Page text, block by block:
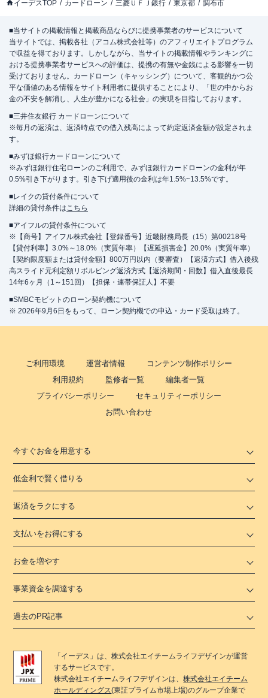
イーデスTOP カードローン 三菱ＵＦＪ銀行 東京都 調布市
■当サイトの掲載情報と掲載商品ならびに提携事業者のサービスについて
当サイトでは、掲載各社（アコム株式会社等）のアフィリエイトプログラム
で収益を得ております。しかしながら、当サイトの掲載情報やランキングに
おける提携事業者サービスへの評価は、提携の有無や金銭による影響を一切
受けておりません。カードローン（キャッシング）について、客観的かつ公
平な価値のある情報をサイト利用者に提供することにより、「世の中からお
金の不安を解消し、人生が豊かになる社会」の実現を目指しております。
■三井住友銀行 カードローンについて
※毎月の返済は、返済時点での借入残高によって約定返済金額が設定されま
す。
■みずほ銀行カードローンについて
※みずほ銀行住宅ローンのご利用で、みずほ銀行カードローンの金利が年
0.5%引き下がります。引き下げ適用後の金利は年1.5%~13.5%です。
■レイクの貸付条件について
詳細の貸付条件はこちら
■アイフルの貸付条件について
※【商号】アイフル株式会社【登録番号】近畿財務局長（15）第00218号
【貸付利率】3.0%～18.0%（実質年率）【遅延損害金】20.0%（実質年率）
【契約限度額または貸付金額】800万円以内（要審査）【返済方式】借入後残
高スライド元利定額リボルビング返済方式【返済期間・回数】借入直後最長
14年6ヶ月（1～151回）【担保・連帯保証人】不要
■SMBCモビットのローン契約機について
※ 2026年9月6日をもって、ローン契約機での申込・カード受取は終了。
ご利用環境 運営者情報
コンテンツ制作ポリシー
利用規約
監修者一覧
編集者一覧
プライバシーポリシー
セキュリティーポリシー
お問い合わせ
今すぐお金を用意する
低金利で賢く借りる
返済をラクにする
支払いをお得にする
お金を増やす
事業資金を調達する
過去のPR記事
「 イーデス 」は、株式会社エイチームライフデザインが運営
するサービスです。
株式会社エイチームライフデザインは、株式会社エイチーム
ホールディングス(東証プライム市場上場)のグループ企業で